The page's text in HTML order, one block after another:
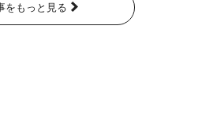
をもっと見る